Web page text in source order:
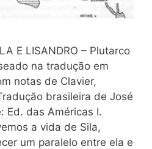
E LISANDRO – Plutarco
na tradução em
notas de Clavier,
brasileira de José
Ed. das Américas I.
a vida de Sila,
um paralelo entre ela e